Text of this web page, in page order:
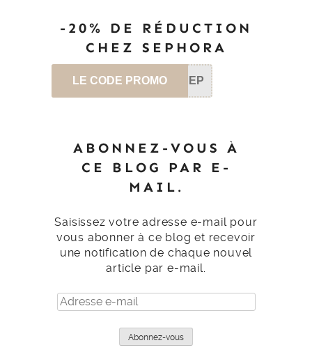
-20% DE RÉDUCTION
CHEZ SEPHORA
LE CODE PROMO SEP
ABONNEZ-VOUS À
CE BLOG PAR E-
MAIL.
Saisissez votre adresse e-mail pour
vous abonner à ce blog et recevoir
une notification de chaque nouvel
article par e-mail.
Adresse
e-
Abonnez-vous